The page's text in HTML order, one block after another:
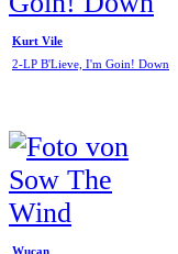
Kurt Vile
2-LP B'Lieve, I'm Goin! Down
Wucan